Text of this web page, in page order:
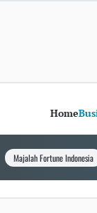
Home
Majalah Fortune Indonesia